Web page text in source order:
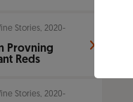
Stories, 2020-
Provning
Reds
Stories, 2020-